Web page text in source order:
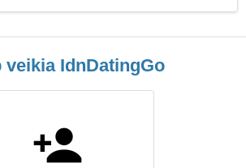
veikia IdnDatingGo